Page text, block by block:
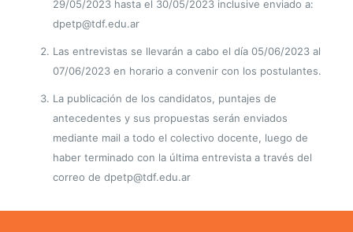
29/05/2023 hasta el 30/05/2023 inclusive enviado a:
dpetp@tdf.edu.ar
Las entrevistas se llevarán a cabo el día 05/06/2023 al
07/06/2023 en horario a convenir con los postulantes.
La publicación de los candidatos, puntajes de
antecedentes y sus propuestas serán enviados
mediante mail a todo el colectivo docente, luego de
haber terminado con la última entrevista a través del
correo de dpetp@tdf.edu.ar